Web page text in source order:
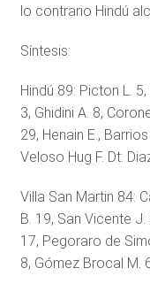
lo contrario Hindú
Síntesis:
Hindú 89: Picton L.
3, Ghidini A. 8,
29, Henain E.,
Veloso Hug F. Dt:
Villa San Martin 84:
B. 19, San Vicente
17, Pegoraro de
8, Gómez Brocal M.